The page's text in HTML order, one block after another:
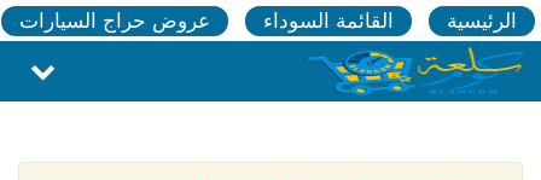
الرئيسية القائمة السوداء عروض حراج السيارات